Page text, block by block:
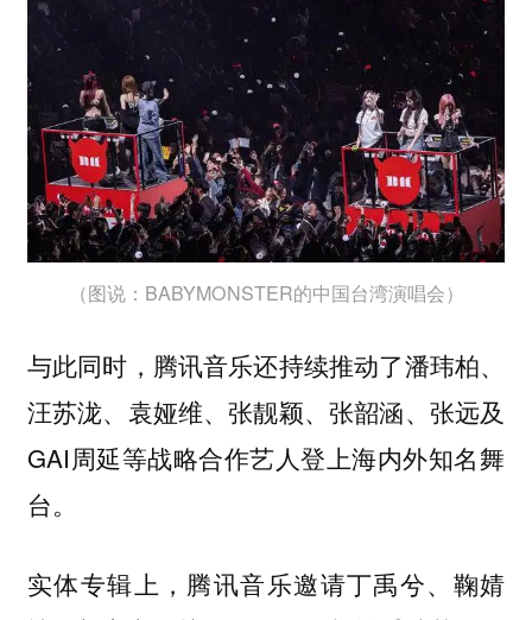
（图说：BABYMONSTER的中国台湾演唱会）
与此同时，腾讯音乐还持续推动了潘玮柏、
汪苏泷、袁娅维、张靓颖、张韶涵、张远及
GAI周延等战略合作艺人登上海内外知名舞
台。
实体专辑上，腾讯音乐邀请丁禹兮、鞠婧